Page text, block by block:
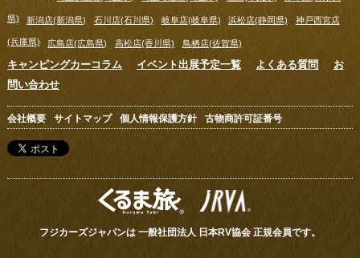
県) 新潟店(新潟県) 石川店(石川県) 岐阜店(岐阜県) 浜松店(静岡県) 神戸西宮店
(兵庫県) 広島店(広島県) 高松店(香川県) 鳥栖店(佐賀県)
キャンピングカーコラム イベント出展予定一覧 よくある質問
お
問い合わせ
会社概要 サイトマップ 個人情報保護方針 古物商許可証番号
フジカーズジャパンは 一般社団法人 日本RV協会 正規会員です。